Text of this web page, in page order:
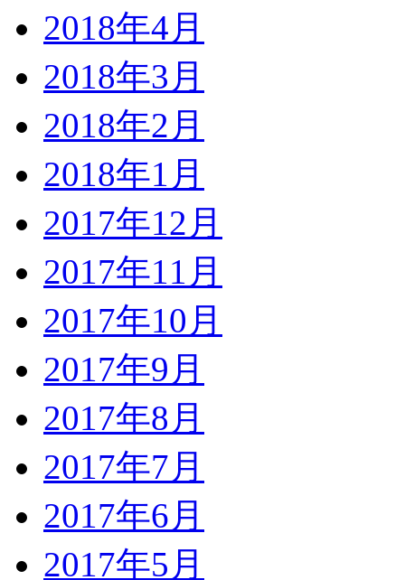
2018年4月
2018年3月
2018年2月
2018年1月
2017年12月
2017年11月
2017年10月
2017年9月
2017年8月
2017年7月
2017年6月
2017年5月